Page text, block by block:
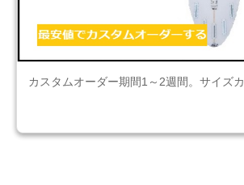
カスタムオーダー期間1～2週間。サイズカ